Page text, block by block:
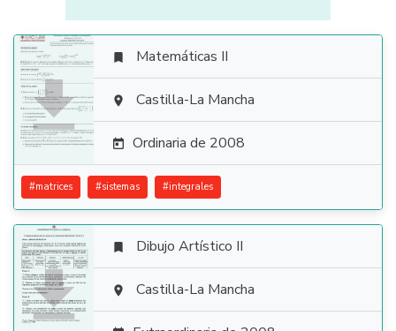

 Matemáticas II
 Castilla-La Mancha
 Ordinaria de 2008
#matrices #sistemas #integrales

 Dibujo Artístico II
 Castilla-La Mancha